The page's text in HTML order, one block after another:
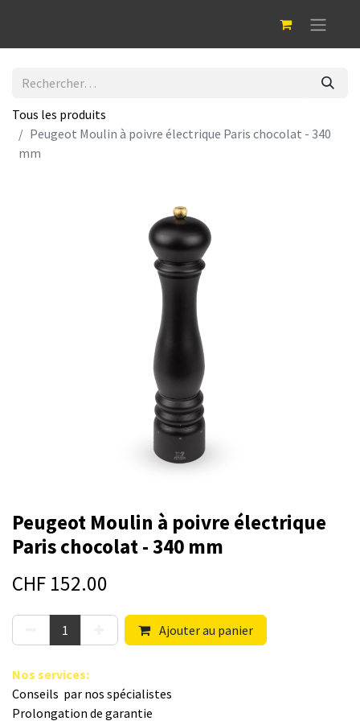
Tous les produits
Peugeot Moulin à poivre électrique Paris chocolat - 340
mm
Peugeot Moulin à poivre électrique
Paris chocolat - 340 mm
CHF 152.00
Ajouter au panier
Nos s​ervices:
Conseils par nos spé​cialistes
Prolongation de garantie